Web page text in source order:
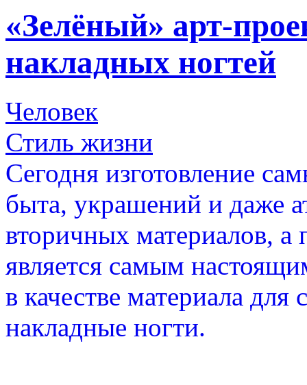
«Зелёный» арт-
накладных ногтей
Человек
Стиль жизни
Сегодня изготовление
быта, украшений и даже
вторичных материалов, а
является самым
в качестве материала для
накладные ногти.